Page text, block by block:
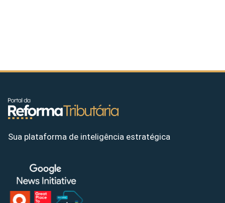
Sua plataforma de inteligência estratégica